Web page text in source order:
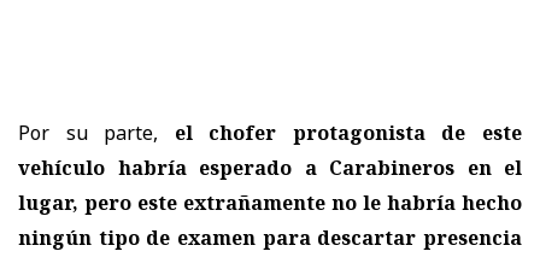
Por su parte, el chofer protagonista de este
vehículo habría esperado a Carabineros en el
lugar, pero este extrañamente no le habría hecho
ningún tipo de examen para descartar presencia